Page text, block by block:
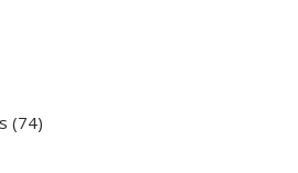
(74)